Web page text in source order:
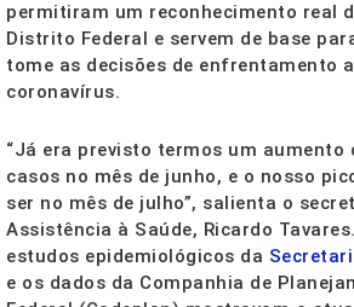
permitiram um reconhecimento real
Distrito Federal e servem de base
tome as decisões de enfrentamento
coronavírus.
“Já era previsto termos um aumento
casos no mês de junho, e o nosso
ser no mês de julho”, salienta o
Assistência à Saúde, Ricardo
estudos epidemiológicos da
e os dados da Companhia de